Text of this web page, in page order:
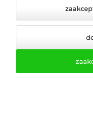
wykonane
RAL oraz w
To
szkołach,
spójna z